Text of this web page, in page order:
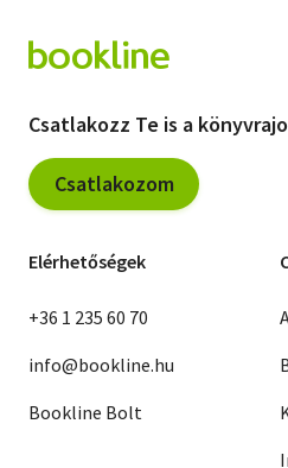
Csatlakozz Te is a
Csatlakozom
Elérhetőségek
+36 1 235 60 70
info@bookline.hu
Bookline Bolt